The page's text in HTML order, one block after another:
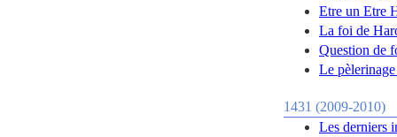
Etre un Etre
La foi de
Question de
Le
1431 (2009-2010)
Les derniers